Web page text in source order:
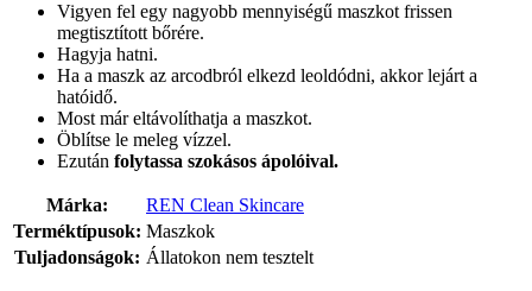
Vigyen fel egy nagyobb mennyiségű maszkot frissen
megtisztított bőrére.
Hagyja hatni.
Ha a maszk az arcodbról elkezd leoldódni, akkor lejárt a
hatóidő.
Most már eltávolíthatja a maszkot.
Öblítse le meleg vízzel.
Ezután folytassa szokásos ápolóival.
Márka:
REN Clean Skincare
Terméktípusok: Maszkok
Tuljadonságok: Állatokon nem tesztelt